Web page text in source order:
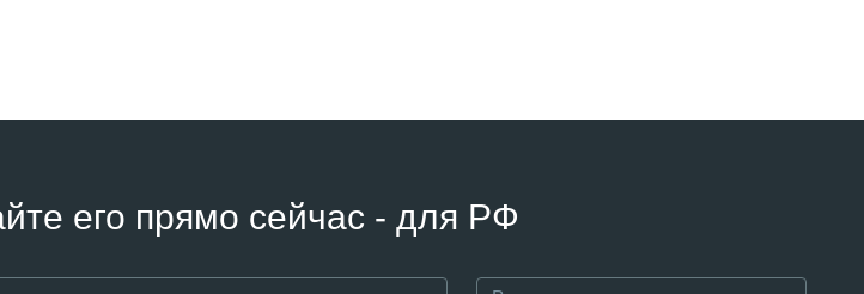
его прямо сейчас - для РФ